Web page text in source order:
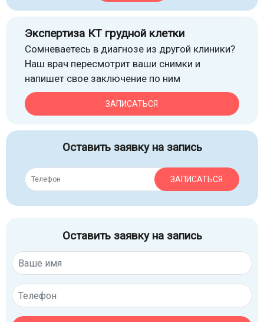
Экспертиза КТ грудной клетки
Сомневаетесь в диагнозе из другой клиники?
Наш врач пересмотрит ваши снимки и
напишет свое заключение по ним
ЗАПИСАТЬСЯ
Оставить заявку на запись
ЗАПИСАТЬСЯ
Оставить заявку на запись